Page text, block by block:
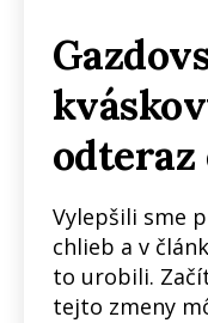
odteraz
Vylepšili sme
chlieb a v
to urobili.
tejto zmeny